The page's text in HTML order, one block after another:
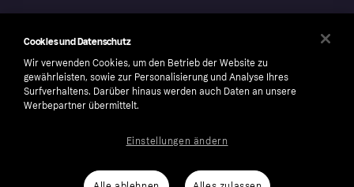
number: 556737-0431
Cookies und Datenschutz
Wir verwenden Cookies, um den Betrieb der Website zu
gewährleisten, sowie zur Personalisierung und Analyse Ihres
Surfverhaltens. Darüber hinaus werden auch Daten an unsere
Werbepartner übermittelt.
Einstellungen ändern